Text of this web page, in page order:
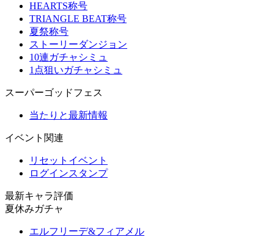
HEARTS称号
TRIANGLE BEAT称号
夏祭称号
ストーリーダンジョン
10連ガチャシミュ
1点狙いガチャシミュ
スーパーゴッドフェス
当たりと最新情報
イベント関連
リセットイベント
ログインスタンプ
最新キャラ評価
夏休みガチャ
エルフリーデ&フィアメル